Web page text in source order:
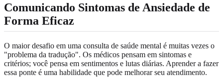
Comunicando Sintomas de Ansiedade de
Forma Eficaz
O maior desafio em uma consulta de saúde mental é muitas vezes o
"problema da tradução". Os médicos pensam em sintomas e
critérios; você pensa em sentimentos e lutas diárias. Aprender a fazer
essa ponte é uma habilidade que pode melhorar seu atendimento.